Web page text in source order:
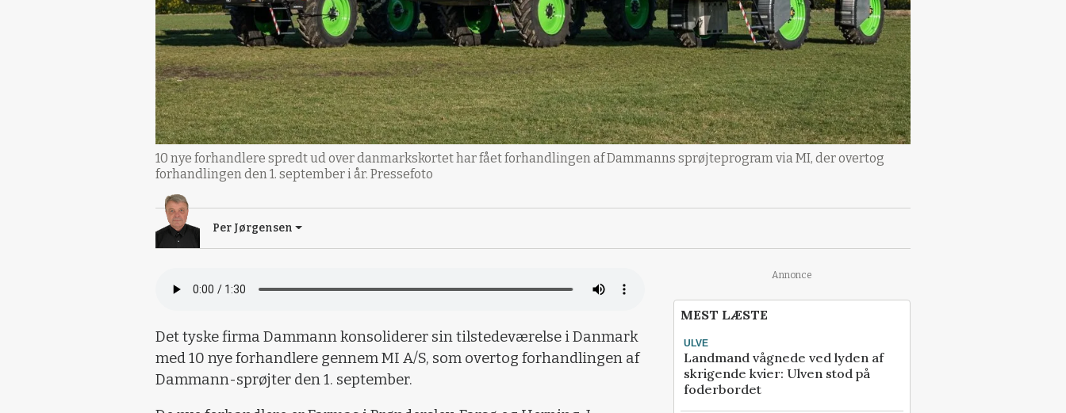
10 nye forhandlere spredt ud over danmarkskortet har fået forhandlingen af Dammanns sprøjteprogram via MI, der overtog
forhandlingen den 1. september i år. Pressefoto
Per Jørgensen
Det tyske firma Dammann konsoliderer sin tilstedeværelse i Danmark
med 10 nye forhandlere gennem MI A/S, som overtog forhandlingen af
Dammann-sprøjter den 1. september.
Annonce
MEST LÆSTE
ULVE
Landmand vågnede ved lyden af
skrigende kvier: Ulven stod på
foderbordet